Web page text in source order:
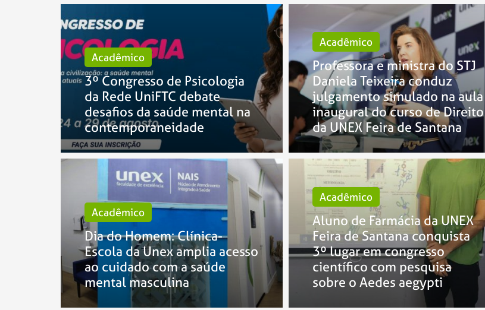
Acadêmico
3º Congresso de Psicologia
da Rede UniFTC debate
desafios da saúde mental na
contemporaneidade
Acadêmico
Professora e ministra do STJ
Daniela Teixeira conduz
julgamento simulado na aula
inaugural do curso de Direito
da UNEX Feira de Santana
Acadêmico
Dia do Homem: Clínica-
Escola da Unex amplia acesso
ao cuidado com a saúde
mental masculina
Acadêmico
Aluno de Farmácia da UNEX
Feira de Santana conquista
3º lugar em congresso
científico com pesquisa
sobre o Aedes aegypti